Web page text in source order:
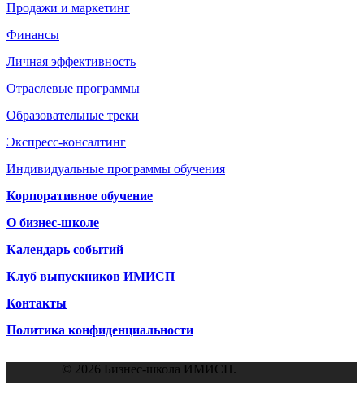
Продажи и маркетинг
Финансы
Личная эффективность
Отраслевые программы
Образовательные треки
Экспресс-консалтинг
Индивидуальные программы обучения
Корпоративное обучение
О бизнес-школе
Календарь событий
Клуб выпускников ИМИСП
Контакты
Политика конфиденциальности
© 2026 Бизнес-школа ИМИСП.